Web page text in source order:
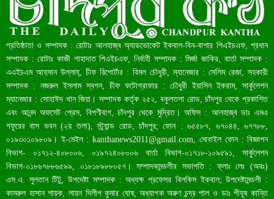
রেকর্ড ৪৫.৪৬ বিলিয়ন ডলারের রিজার্ভ
বাংলাদেশ আজ মধ্যম আয়ের দেশে উন্নীত হওয়ার পথে
প্রতিষ্ঠাতা ও সম্পাদক : রোটাঃ আলহাজ্ব অ্যাডভোকেট ইকবাল-বিন-বাশার পিএইচএফ, প্রধান
সম্পাদক : রোটাঃ কাজী শাহাদাত পিএইচএফ, নির্বাহী সম্পাদক : মির্জা জাকির, বার্তা সম্পাদক :
এএইচএম আহসান উল্লাহ্, চীফ রিপোর্টার : বিমল চৌধুরী, ম্যানেজার : সেলিম রেজা, সহকারী
সম্পাদক : নজরুল ইসলাম স্বপন, চীফ ফটোগ্রাফার : চৌধুরী ইয়াসিন ইকরাম, সার্কুলেশন
ম্যানেজার : সোহাঈদ খান জিয়া। সম্পাদক কর্তৃক ২৫২, বকুলতলা রোড, চাঁদপুর থেকে প্রকাশিত
এবং আনন্দ অফসেট প্রেস, বিপণীবাগ, চাঁদপুর থেকে মুদ্রিত। অফিস : আলহাজ্ব ডাঃ এমএ
গফুরের বাস ভবন (২য় তলা), স্ট্র্যান্ড রোড, চাঁদপুর; ফোন : ৬৫৫৮৭, ৬৭০৪৪, ৬৭৭৮৮,
০১৯৩০১০৯৮০৯। ই-মেইল :kanthanews2011@gmail.com, মোবাইল ফোন : বিজ্ঞাপন
বিভাগ- ০১৭১২-৪০৮০০৬, ০১৯৭২৪০৮০০৬ বার্তা বিভাগ-০১৭১৮-১০৯৫৯১, সার্কুলেশন
বিভাগ-০১৮৬৭৮৮৬৫৯৯, ০১৮১৮৯৮৮০৫৭। সম্পাদকমন্ডলীর সভাপতি : ফ্লাঃ লেঃ (অবঃ)
এস.এ. সুলতান টিটু, উপদেষ্টা সম্পাদক : অধ্যক্ষ প্রফেসর বিলকিস ইকবাল; উপদেষ্টামন্ডলী :
কামরুল হাসান শায়ক, লায়ন দিলীপ কুমার ঘোষ, অধ্যাপক অরুণ চন্দ্র পাল ও ডাঃ পীযূষ কান্তি